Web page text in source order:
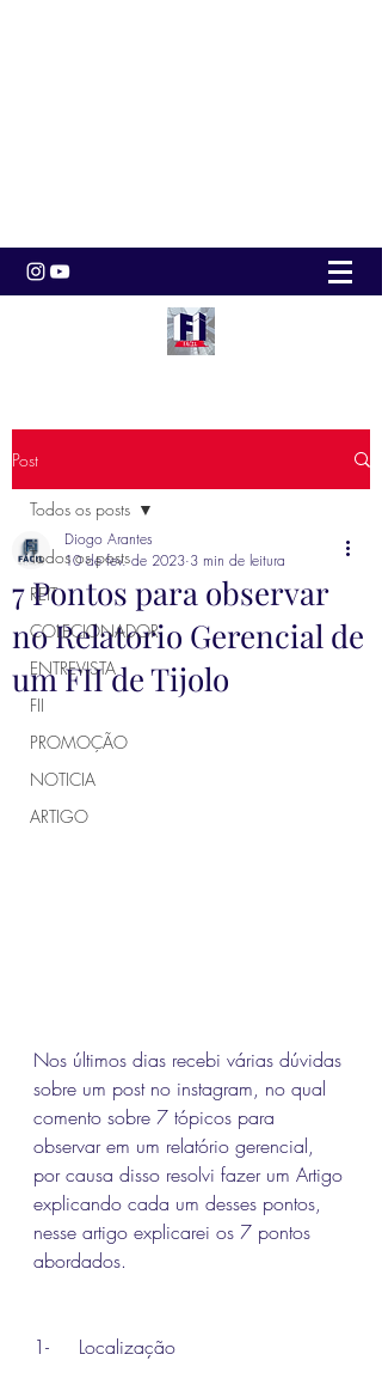
Post
Todos os posts
REIT
COLECIONADOR
ENTREVISTA
FII
PROMOÇÃO
NOTICIA
ARTIGO
Todos os posts
7 Pontos para observar
no Relatorio Gerencial de
um FII de Tijolo
Diogo Arantes
10 de fev. de 2023 3 min de leitura
Nos últimos dias recebi várias dúvidas
sobre um post no instagram, no qual
comento sobre 7 tópicos para
observar em um relatório gerencial,
por causa disso resolvi fazer um Artigo
explicando cada um desses pontos,
nesse artigo explicarei os 7 pontos
abordados.
1-     Localização